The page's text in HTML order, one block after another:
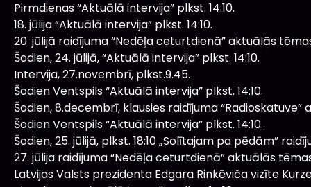
Pirmdienas “Aktuālā intervija” plkst. 14:10.
18. jūlija “Aktuālā intervija” plkst. 14:10.
20. jūlijā raidījuma “Nedēļa ceturtdienā” aktuālās
Šodien, 24. jūlijā, “Aktuālā intervija” plkst. 14:10.
Intervija, 27.novembrī, plkst.9.45.
Šodien Ventspils “Aktuālā intervija” plkst. 14:10.
Šodien, 8.decembrī, klausies raidījuma “Radioskatuve”
Šodien Ventspils “Aktuālā intervija” plkst. 14:10.
Šodien, 25. jūlijā, plkst. 18:10 „Solītajam pa pēdām”
27. jūlija raidījuma “Nedēļa ceturtdienā” aktuālās
Latvijas Valsts prezidenta Edgara Rinkēviča vizīte